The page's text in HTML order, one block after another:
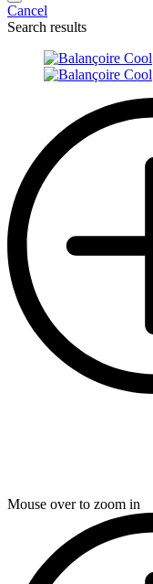
Cancel
Search results
Mouse over to zoom in